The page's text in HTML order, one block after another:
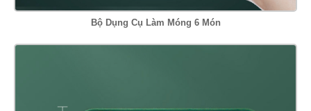
Bộ Dụng Cụ Làm Móng 6 Món